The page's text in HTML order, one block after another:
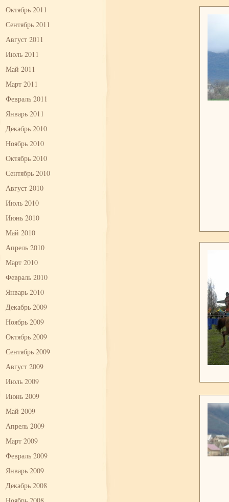
Октябрь 2011
Сентябрь 2011
Август 2011
Июль 2011
Май 2011
Март 2011
Февраль 2011
Январь 2011
Декабрь 2010
Ноябрь 2010
Октябрь 2010
Сентябрь 2010
Август 2010
Июль 2010
Июнь 2010
Май 2010
Апрель 2010
Март 2010
Февраль 2010
Январь 2010
Декабрь 2009
Ноябрь 2009
Октябрь 2009
Сентябрь 2009
Август 2009
Июль 2009
Июнь 2009
Май 2009
Апрель 2009
Март 2009
Февраль 2009
Январь 2009
Декабрь 2008